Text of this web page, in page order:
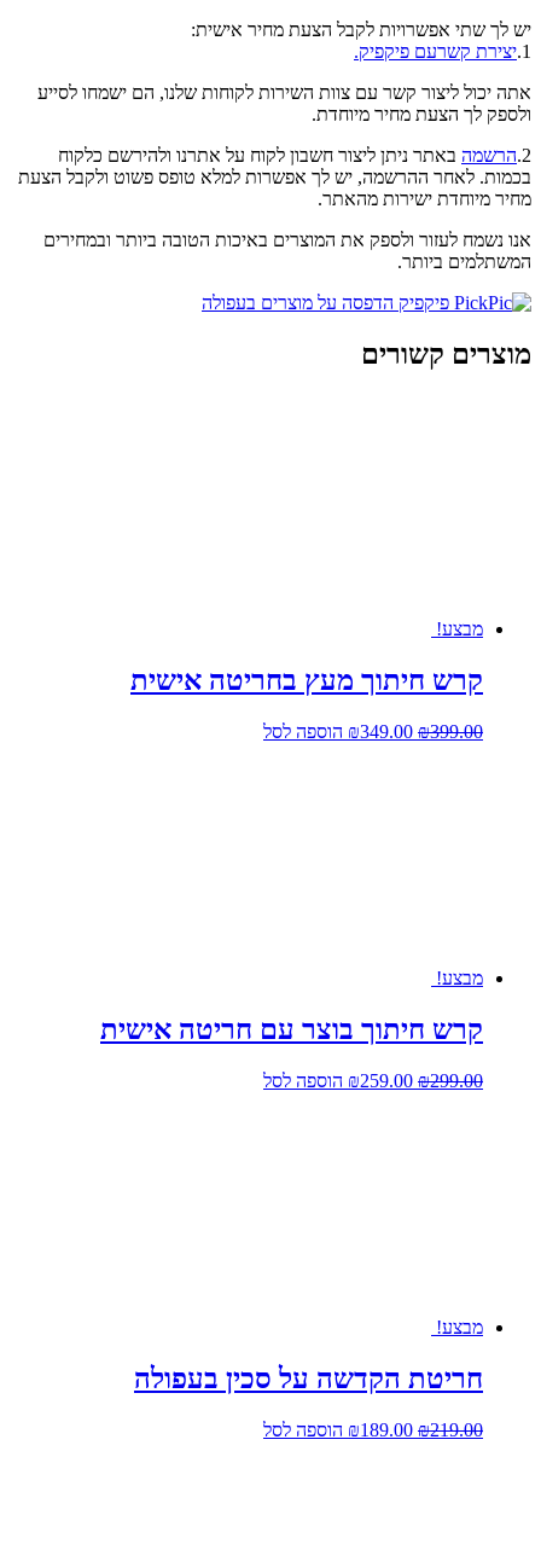
יש לך שתי אפשרויות לקבל הצעת מחיר אישית:
1. יצירת קשרעם פיקפיק.
אתה יכול ליצור קשר עם צוות השירות לקוחות שלנו, הם ישמחו לסייע
ולספק לך הצעת מחיר מיוחדת.
2. הרשמה באתר ניתן ליצור חשבון לקוח על אתרנו ולהירשם כלקוח
בכמות. לאחר ההרשמה, יש לך אפשרות למלא טופס פשוט ולקבל הצעת
מחיר מיוחדת ישירות מהאתר.
אנו נשמח לעזור ולספק את המוצרים באיכות הטובה ביותר ובמחירים
המשתלמים ביותר.
מוצרים קשורים
מבצע!
קרש חיתוך מעץ בחריטה אישית
₪399.00
המחיר ₪349.00
המחיר
הוספה לסל
מבצע!
קרש חיתוך בוצר עם חריטה אישית
₪299.00
המחיר ₪259.00
המחיר
הוספה לסל
מבצע!
חריטת הקדשה על סכין בעפולה
₪219.00
המחיר ₪189.00
המחיר
הוספה לסל